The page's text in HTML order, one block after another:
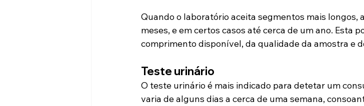
Quando o laboratório aceita segmentos mais longos,
meses, e em certos casos até cerca de um ano. Esta
comprimento disponível, da qualidade da amostra e
Teste urinário
O teste urinário é mais indicado para detetar um
varia de alguns dias a cerca de uma semana,